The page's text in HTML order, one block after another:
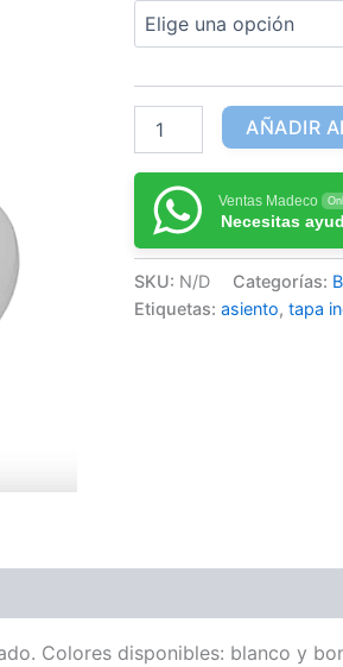
AÑADIR
Ventas Madeco
Necesitas
SKU: N/D Categorías:
Etiquetas: asiento, tapa
Colores disponibles: blanco y